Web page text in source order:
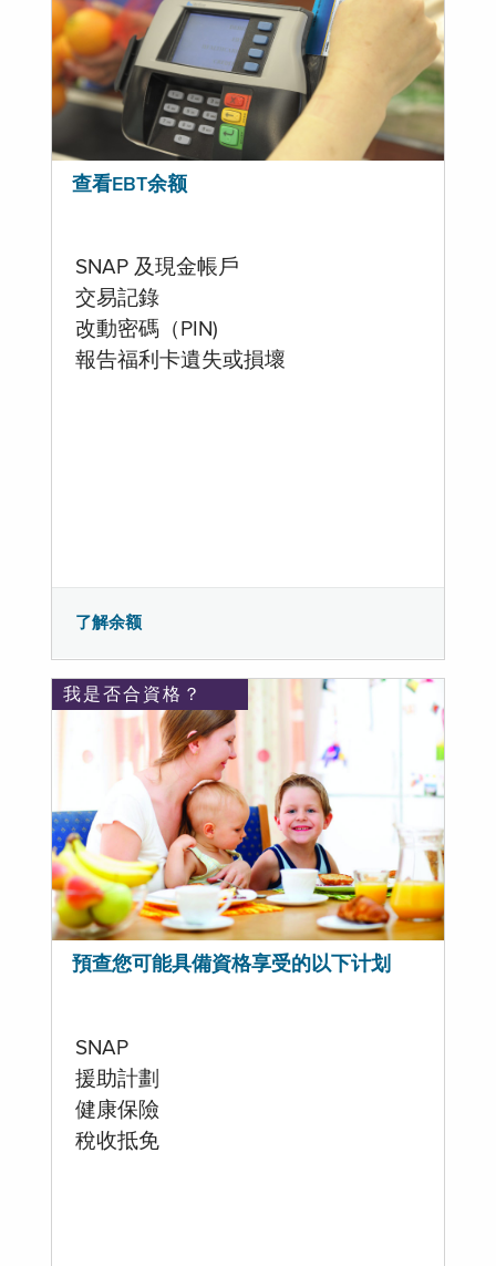
查看EBT余额
SNAP 及現金帳戶
交易記錄
改動密碼（PIN)
報告福利卡遺失或損壞
了解余额
我是否合資格？
預查您可能具備資格享受的以下计划
SNAP
援助計劃
健康保險
稅收抵免